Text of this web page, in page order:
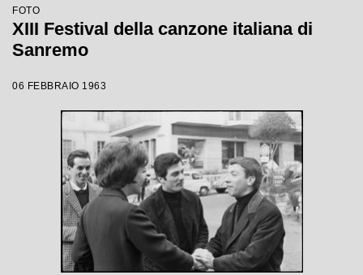
FOTO
XIII Festival della canzone italiana di
Sanremo
06 FEBBRAIO 1963